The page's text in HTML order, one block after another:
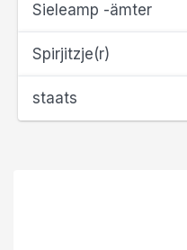
Sieleamp -ämter
Spirjitzje(r)
staats